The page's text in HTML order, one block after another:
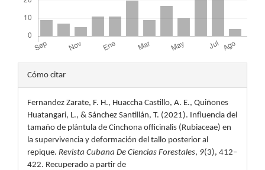
Detalles
del
artículo
Cómo citar
Fernandez Zarate, F. H., Huaccha Castillo, A. E., Quiñones
Huatangari, L., & Sánchez Santillán, T. (2021). Influencia del
tamaño de plántula de Cinchona officinalis (Rubiaceae) en
la supervivencia y deformación del tallo posterior al
repique. Revista Cubana De Ciencias Forestales, 9(3), 412–
422. Recuperado a partir de